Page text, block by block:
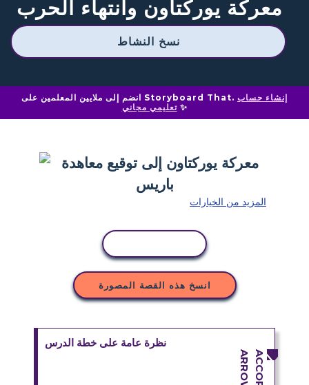
معركة يوركتاون وانتهاء الحرب
نسخ النشاط
انضم إلى ملايين المعلمين على Storyboard That. إنشاء حساب
تعليمي مجاني✨
المزيد من الخيارات
انسخ هذه القصة المصورة
نظرة عامة على خطة الدرس